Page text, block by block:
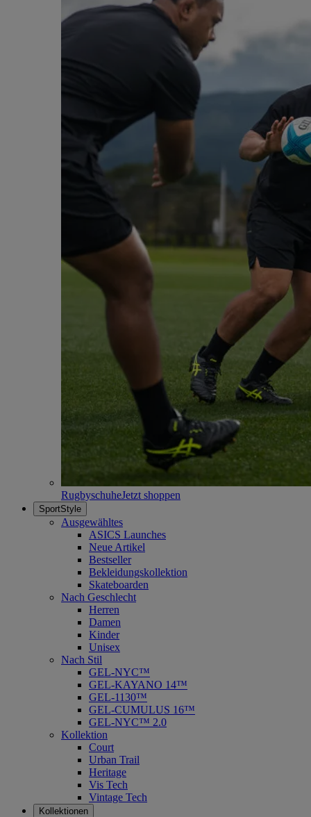
RugbyschuheJetzt shoppen
SportStyle
Ausgewähltes
ASICS Launches
Neue Artikel
Bestseller
Bekleidungskollektion
Skateboarden
Nach Geschlecht
Herren
Damen
Kinder
Unisex
Nach Stil
GEL-NYC™
GEL-KAYANO 14™
GEL-1130™
GEL-CUMULUS 16™
GEL-NYC™ 2.0
Kollektion
Court
Urban Trail
Heritage
Vis Tech
Vintage Tech
Kollektionen